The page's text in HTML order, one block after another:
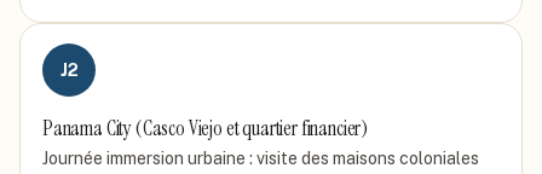
J2
Panama City (Casco Viejo et quartier financier)
Journée immersion urbaine : visite des maisons coloniales